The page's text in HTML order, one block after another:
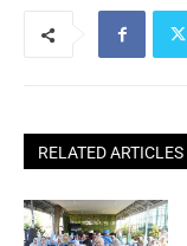
RELATED ARTICLES